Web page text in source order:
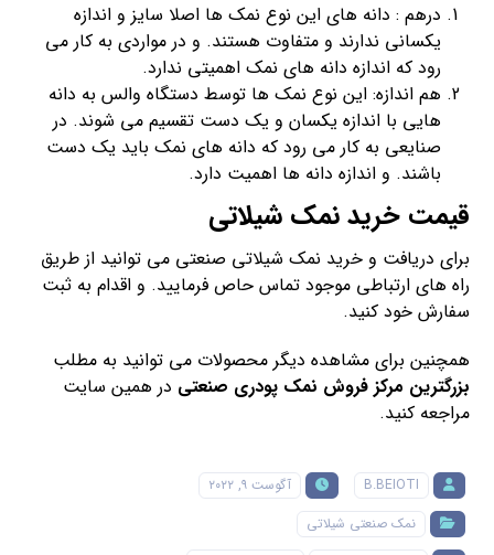
درهم : دانه های این نوع نمک ها اصلا سایز و اندازه
یکسانی ندارند و متفاوت هستند. و در مواردی به کار می
رود که اندازه دانه های نمک اهمیتی ندارد.
هم اندازه: این نوع نمک ها توسط دستگاه والس به دانه
هایی با اندازه یکسان و یک دست تقسیم می شوند. در
صنایعی به کار می رود که دانه های نمک باید یک دست
باشند. و اندازه دانه ها اهمیت دارد.
قیمت خرید نمک شیلاتی
برای دریافت و خرید نمک شیلاتی صنعتی می توانید از طریق
راه های ارتباطی موجود تماس حاص فرمایید. و اقدام به ثبت
سفارش خود کنید.
همچنین برای مشاهده دیگر محصولات می توانید به مطلب
بزرگترین مرکز فروش نمک پودری صنعتی در همین سایت
مراجعه کنید.
B.BEIOTI
آگوست ۹, ۲۰۲۲
نمک صنعتی شیلاتی